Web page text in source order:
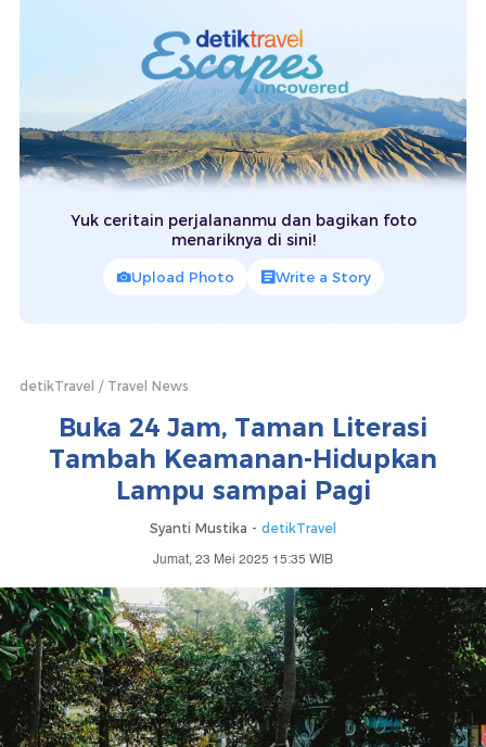
Yuk ceritain perjalananmu dan bagikan foto
menariknya di sini!
Upload Photo Write a Story
detikTravel Travel News
Buka 24 Jam, Taman Literasi
Tambah Keamanan-Hidupkan
Lampu sampai Pagi
Syanti Mustika - detikTravel
Jumat, 23 Mei 2025 15:35 WIB